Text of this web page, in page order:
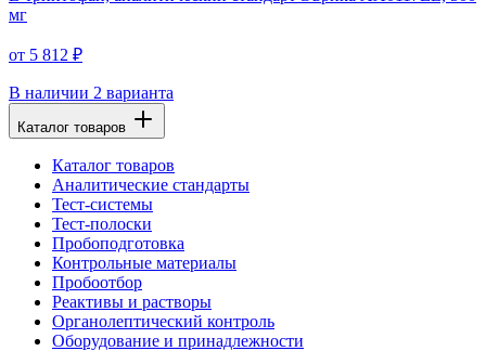
мг
от 5 812 ₽
В наличии 2 варианта
Каталог товаров
Каталог товаров
Аналитические стандарты
Тест-системы
Тест-полоски
Пробоподготовка
Контрольные материалы
Пробоотбор
Реактивы и растворы
Органолептический контроль
Оборудование и принадлежности